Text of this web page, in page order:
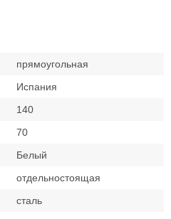
прямоугольная
Испания
140
70
Белый
отдельностоящая
сталь